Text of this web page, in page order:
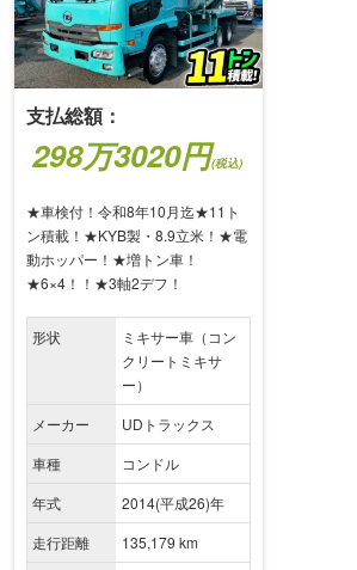
支払総額：
298万3020円(税込)
★車検付！令和8年10月迄★11ト
ン積載！★KYB製・8.9立米！★電
動ホッパー！★増トン車！
★6×4！！★3軸2デフ！
形状
ミキサー車（コン
クリートミキサ
ー）
メーカー
UDトラックス
車種
コンドル
年式
2014(平成26)年
走行距離
135,179 km